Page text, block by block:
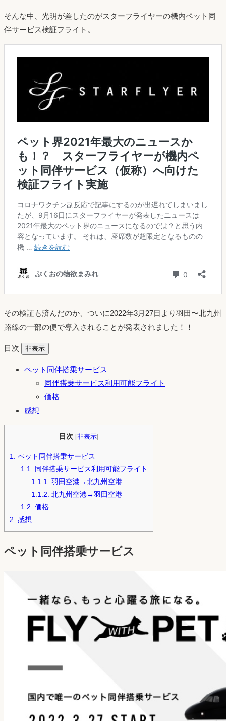
そんな中、光明が差したのがスターフライヤーの機内ペット同
伴サービス検証フライト。
その検証も済んだのか、ついに2022年3月27日より羽田〜北九州
路線の一部の便で導入されることが発表されました！！
目次 非表示
ペット同伴搭乗サービス
同伴搭乗サービス利用可能フライト
価格
感想
目次 [非表示]
1. ペット同伴搭乗サービス
1.1. 同伴搭乗サービス利用可能フライト
1.1.1. 羽田空港→北九州空港
1.1.2. 北九州空港→羽田空港
1.2. 価格
2. 感想
ペット同伴搭乗サービス